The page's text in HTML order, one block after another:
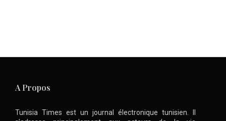
A Propos
Tunisia Times est un journal électronique tunisien. Il